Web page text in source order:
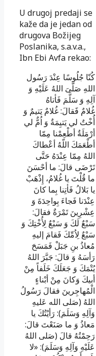
U drugoj predaji se
kaže da je jedan od
drugova Božijeg
Poslanika, s.a.v.a.,
Ibn Ebi Avfa rekao:
كُنّا جُلُوسًا عِنْدَ رَسُول
اللهِ صَلَّیَ اللهُ عَلَيْهِ وَ
آلِهِ وَ سَلَّمَ فَأتاهُ
غُلامٌ فََقالَ: غُلامٌ يَتيمٌ وَ
أُخْتٌ لي يَتيِمَةٌ وَ اُمٌّ لي
أرْمَلَةٌ أطْعِمْنا مِمّا
أطْعَمَكَ اللّهُ أعْطاكَ
اللهُ مِمّا عِنْدَهُ حَتَّى
تَرْضَى قالَ: ما أحْسَنَ
ما قُلْتَ يا غُلامُ، إِذْهَبْ
يا بَلالُ فَأتِنا بِما كانَ
عِنْدَنا فَجاءَ بِواحِدَةَ وَ
عِشْرِينَ تَمْرَةٌ فقالَ:
سَبْعٌ لَكَ وَ سَبْعٌ لِأُخْتِكَ وَ
سَبْعٌ لِاُمِّكَ فَقامَ إليهِ
مُعاذُ بنِ جَبَلْ فَمَسَحَ
رَأسَهُ وَ قالَ: جَبَّرَ اللهُ
يُتْمَكَ وَ جَعَلَكَ خَلَفاً مِنْ
أبيكَ وَكانَ مِنْ أبْناءِِ
الْمُهاجِرينَ فقالَ رَسُولُ
اللهُ (صَلى الله عَليهِ
وَآلِهِ وَسَلَمَ): رَأيْتُكَ يا
مَعاذُ وَ ما صَنَعْتَ قالَ:
رَحِمْتُهُ قالَ (صَلى اللهُ
عَلَيْهِ وَآلِهِ وَسَلَمَ): «لا